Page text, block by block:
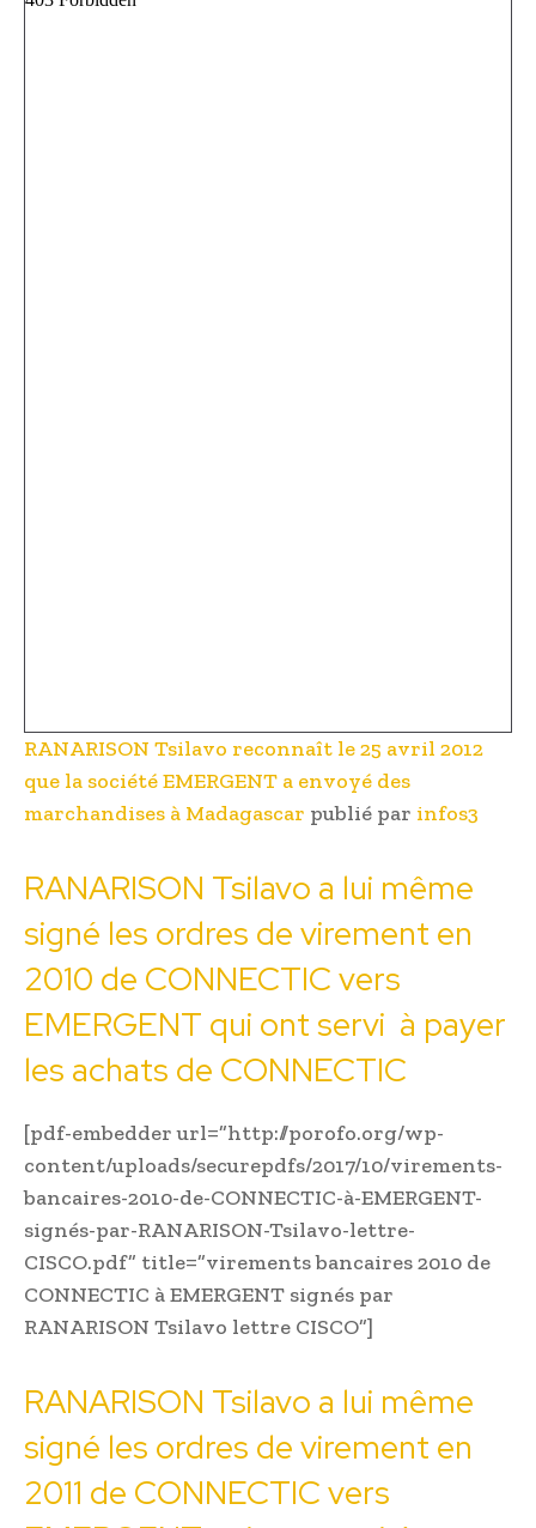
RANARISON Tsilavo reconnaît le 25 avril 2012
que la société EMERGENT a envoyé des
marchandises à Madagascar publié par infos3
RANARISON Tsilavo a lui même
signé les ordres de virement en
2010 de CONNECTIC vers
EMERGENT qui ont servi à payer
les achats de CONNECTIC
[pdf-embedder url=”http://porofo.org/wp-
content/uploads/securepdfs/2017/10/virements-
bancaires-2010-de-CONNECTIC-à-EMERGENT-
signés-par-RANARISON-Tsilavo-lettre-
CISCO.pdf” title=”virements bancaires 2010 de
CONNECTIC à EMERGENT signés par
RANARISON Tsilavo lettre CISCO”]
RANARISON Tsilavo a lui même
signé les ordres de virement en
2011 de CONNECTIC vers